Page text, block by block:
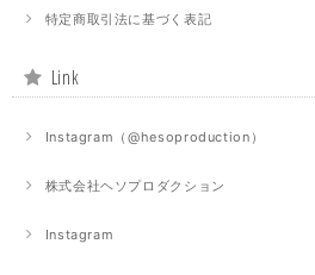
特定商取引法に基づく表記
Link
Instagram（@hesoproduction）
株式会社ヘソプロダクション
Instagram